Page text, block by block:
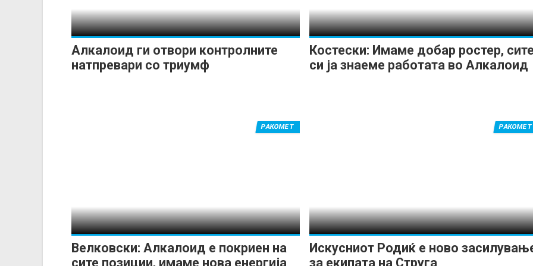
Алкалоид ги отвори контролните
натпревари со триумф
Костески: Имаме добар ростер,
си ја знаеме работата во Алкалоид
Велковски: Алкалоид е покриен на
сите позиции, имаме нова енергија
РАКОМЕТ
Искусниот Родиќ е ново
за екипата на Струга
РАКОМЕТ